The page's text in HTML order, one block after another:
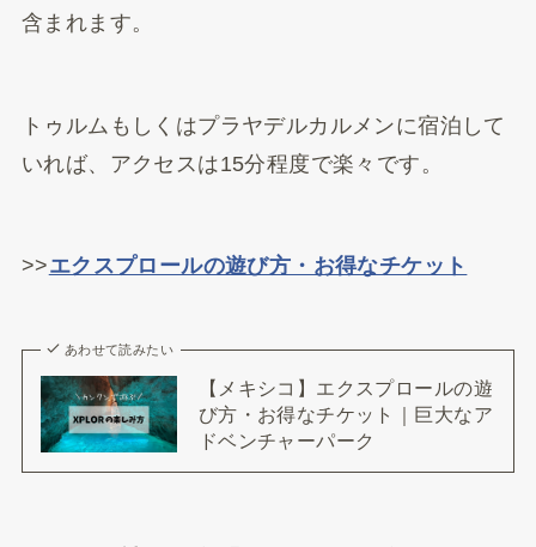
含まれます。
トゥルムもしくはプラヤデルカルメンに宿泊して
いれば、アクセスは15分程度で楽々です。
>>エクスプロールの遊び方・お得なチケット
あわせて読みたい
【メキシコ】エクスプロールの遊
び方・お得なチケット｜巨大なア
ドベンチャーパーク